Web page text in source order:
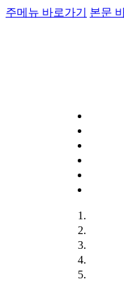
주메뉴 바로가기 본문